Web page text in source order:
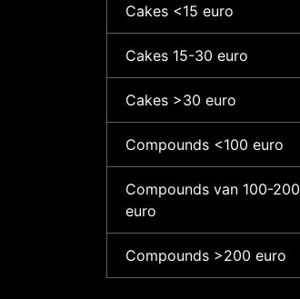
Cakes <15 euro
Cakes 15-30 euro
Cakes >30 euro
Compounds <100 euro
Compounds van 100-200
euro
Compounds >200 euro